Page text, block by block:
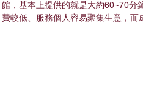
館，基本上提供的就是大約60~70分
費較低、服務個人容易聚集生意，而